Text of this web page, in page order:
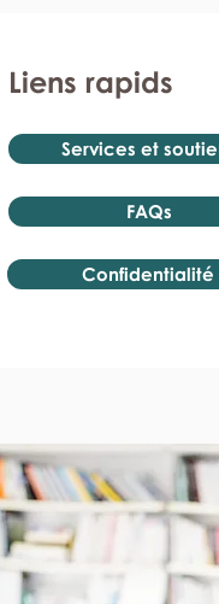
Liens rapids
Services et
FAQs
Confidentialité